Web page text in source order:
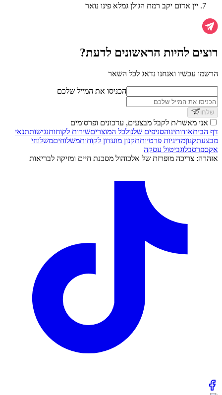
יין אדום יקב רמת הגולן גמלא פינו נואר
רוצים להיות הראשונים לדעת?
הרשמו עכשיו ואנחנו נדאג לכל השאר
הכניסו את המייל שלכם
שלחו
אני מאשר/ת לקבל מבצעים, עדכונים ופרסומים
דף הביתאודותינוהסניפים שלנולכל המוצריםשירות לקוחותנגישותתנאי
מבצעתקנוןמדיניות פרטיותתקנון מועדון לקוחותמשלוחיםמשלוחי
אקספרסבלוגביטול עסקה
אזהרה: צריכה מופרזת של אלכוהול מסכנת חיים ומזיקה לבריאות